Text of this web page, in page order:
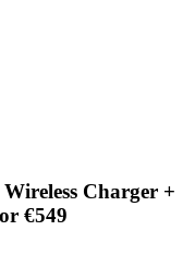
Charger +
€549